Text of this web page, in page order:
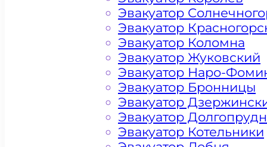
Эвакуатор
Эвакуатор
Эвакуатор Коломна
Эвакуатор Жуковский
Эвакуатор Наро-
Эвакуатор Бронницы
Эвакуатор
Эвакуатор
Эвакуатор Котельники